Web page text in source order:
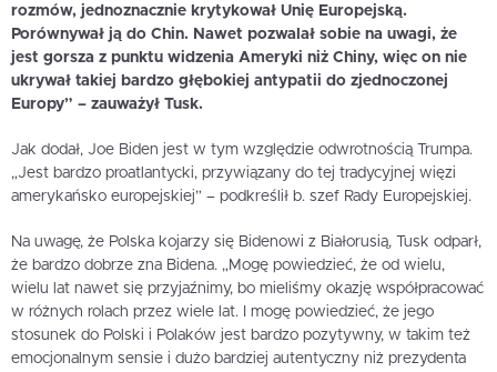
rozmów, jednoznacznie krytykował Unię Europejską.
Porównywał ją do Chin. Nawet pozwalał sobie na uwagi, że
jest gorsza z punktu widzenia Ameryki niż Chiny, więc on nie
ukrywał takiej bardzo głębokiej antypatii do zjednoczonej
Europy” – zauważył Tusk.
Jak dodał, Joe Biden jest w tym względzie odwrotnością Trumpa.
„Jest bardzo proatlantycki, przywiązany do tej tradycyjnej więzi
amerykańsko europejskiej” – podkreślił b. szef Rady Europejskiej.
Na uwagę, że Polska kojarzy się Bidenowi z Białorusią, Tusk odparł,
że bardzo dobrze zna Bidena. „Mogę powiedzieć, że od wielu,
wielu lat nawet się przyjaźnimy, bo mieliśmy okazję współpracować
w różnych rolach przez wiele lat. I mogę powiedzieć, że jego
stosunek do Polski i Polaków jest bardzo pozytywny, w takim też
emocjonalnym sensie i dużo bardziej autentyczny niż prezydenta